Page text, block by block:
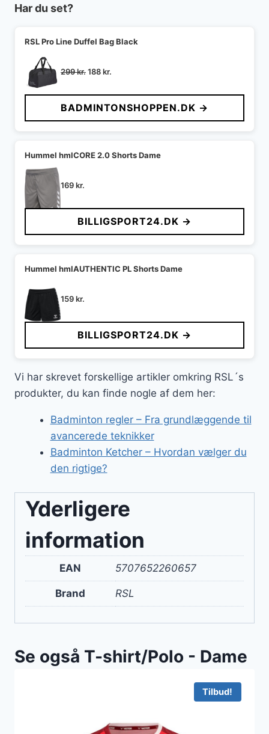
Har du set?
RSL Pro Line Duffel Bag Black
299kr.Den
pris
var:
299 kr..
188kr.
pris
er:
188 kr..
BADMINTONSHOPPEN.DK →
Hummel hmlCORE 2.0 Shorts Dame
169kr.
BILLIGSPORT24.DK →
Hummel hmlAUTHENTIC PL Shorts Dame
159kr.
BILLIGSPORT24.DK →
Vi har skrevet forskellige artikler omkring RSL´s
produkter, du kan finde nogle af dem her:
Badminton regler – Fra grundlæggende til
avancerede teknikker
Badminton Ketcher – Hvordan vælger du
den rigtige?
Yderligere
information
EAN 5707652260657
Brand RSL
Se også T-shirt/Polo - Dame
Tilbud!